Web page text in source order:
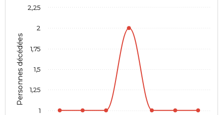
Personnes décédées
1
1,25
1,5
1,75
2
2,25